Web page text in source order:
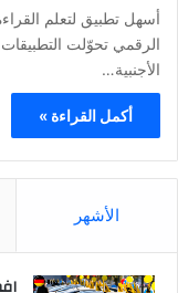
أسهل تطبيق لتعلم
الرقمي تحوّلت
الأجنبية…
أكمل القراءة »
الأشهر
افضل 4 مواقع